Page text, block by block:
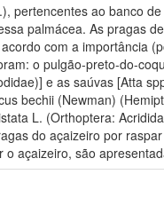
pertencentes ao banco
palmácea. As pragas
com a importância
o pulgão-preto-do-
e as saúvas [Atta
bechii (Newman)
L. (Orthoptera:
do açaizeiro por
açaizeiro, são